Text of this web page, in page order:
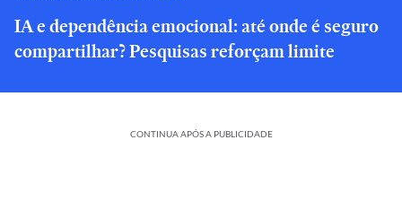
IA e dependência emocional: até onde é seguro
compartilhar? Pesquisas reforçam limite
CONTINUA APÓS A PUBLICIDADE